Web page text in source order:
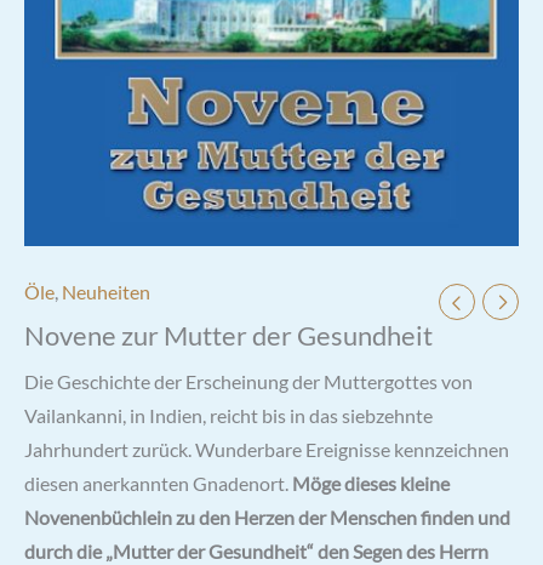
Öle, Neuheiten
Novene zur Mutter der Gesundheit
Die Geschichte der Erscheinung der Muttergottes von
Vailankanni, in Indien, reicht bis in das siebzehnte
Jahrhundert zurück. Wunderbare Ereignisse kennzeichnen
diesen anerkannten Gnadenort. Möge dieses kleine
Novenenbüchlein zu den Herzen der Menschen finden und
durch die „Mutter der Gesundheit“ den Segen des Herrn